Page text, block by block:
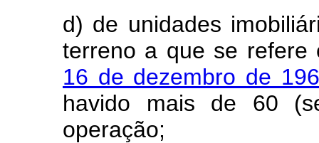
d) de unidades
terreno a que se
16 de dezembro de
havido mais de 60
operação;